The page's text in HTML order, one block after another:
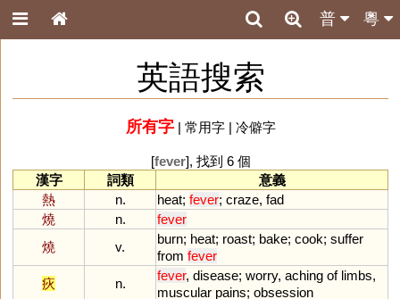
粵
普
英語搜索
所有字| 常用字| 冷僻字
[fever], 找到 6 個
漢字
詞類
意義
熱
n. heat; fever; craze, fad
燒
n.
fever
燒
v.
burn; heat; roast; bake; cook; suffer
from fever
疢
n.
fever, disease; worry, aching of limbs,
muscular pains; obsession